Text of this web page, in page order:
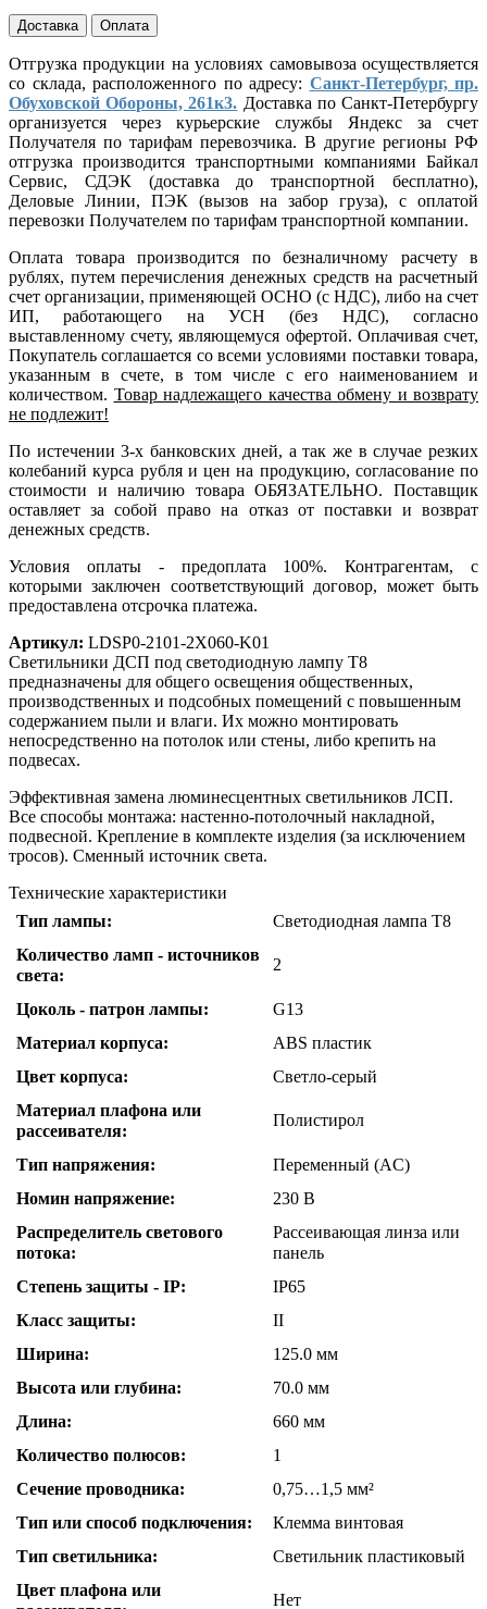
Доставка Оплата
Отгрузка продукции на условиях самовывоза осуществляется
со склада, расположенного по адресу: Санкт-Петербург, пр.
Обуховской Обороны, 261к3. Доставка по Санкт-Петербургу
организуется через курьерские службы Яндекс за счет
Получателя по тарифам перевозчика. В другие регионы РФ
отгрузка производится транспортными компаниями Байкал
Сервис, СДЭК (доставка до транспортной бесплатно),
Деловые Линии, ПЭК (вызов на забор груза), с оплатой
перевозки Получателем по тарифам транспортной компании.
Оплата товара производится по безналичному расчету в
рублях, путем перечисления денежных средств на расчетный
счет организации, применяющей ОСНО (с НДС), либо на счет
ИП, работающего на УСН (без НДС), согласно
выставленному счету, являющемуся офертой. Оплачивая счет,
Покупатель соглашается со всеми условиями поставки товара,
указанным в счете, в том числе с его наименованием и
количеством. Товар надлежащего качества обмену и возврату
не подлежит!
По истечении 3-х банковских дней, а так же в случае резких
колебаний курса рубля и цен на продукцию, согласование по
стоимости и наличию товара ОБЯЗАТЕЛЬНО. Поставщик
оставляет за собой право на отказ от поставки и возврат
денежных средств.
Условия оплаты - предоплата 100%. Контрагентам, с
которыми заключен соответствующий договор, может быть
предоставлена отсрочка платежа.
Артикул: LDSP0-2101-2X060-K01
Светильники ДСП под светодиодную лампу Т8
предназначены для общего освещения общественных,
производственных и подсобных помещений с повышенным
содержанием пыли и влаги. Их можно монтировать
непосредственно на потолок или стены, либо крепить на
подвесах.
Эффективная замена люминесцентных светильников ЛСП.
Все способы монтажа: настенно-потолочный накладной,
подвесной. Крепление в комплекте изделия (за исключением
тросов). Сменный источник света.
Технические характеристики
Тип лампы:
Светодиодная лампа Т8
Количество ламп - источников
света:
2
Цоколь - патрон лампы:
G13
Материал корпуса:
ABS пластик
Цвет корпуса:
Светло-серый
Материал плафона или
рассеивателя:
Полистирол
Тип напряжения:
Переменный (AC)
Номин напряжение:
230 В
Распределитель светового
потока:
Рассеивающая линза или
панель
Степень защиты - IP:
IP65
Класс защиты:
II
Ширина:
125.0 мм
Высота или глубина:
70.0 мм
Длина:
660 мм
Количество полюсов:
1
Сечение проводника:
0,75…1,5 мм²
Тип или способ подключения:
Клемма винтовая
Тип светильника:
Светильник пластиковый
Цвет плафона или
Нет